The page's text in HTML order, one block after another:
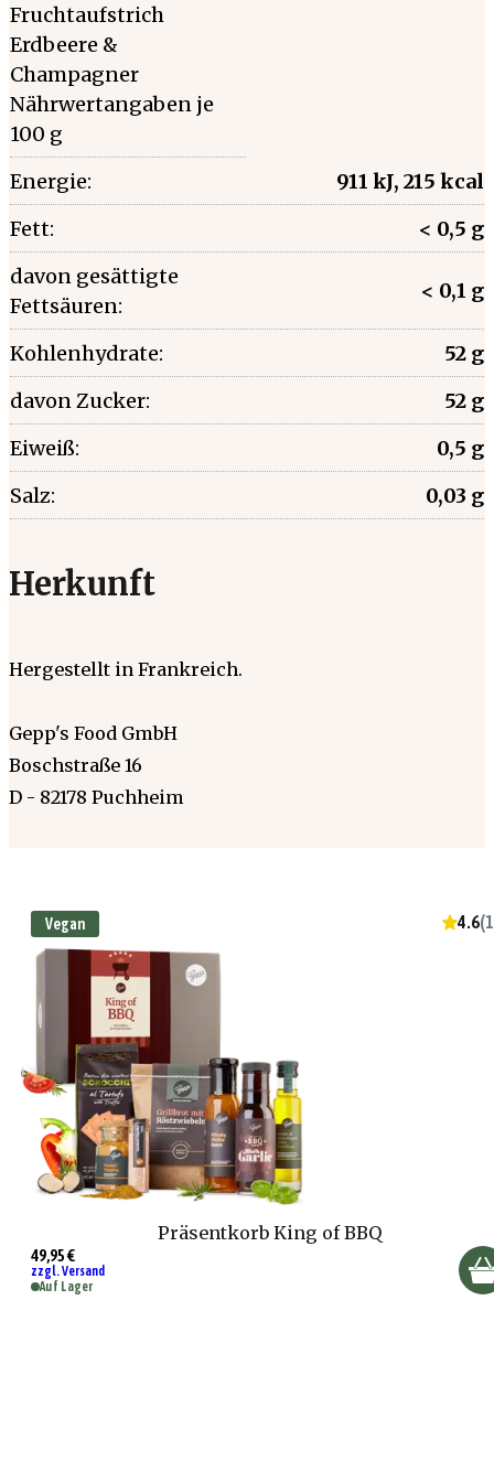
Fruchtaufstrich
Erdbeere &
Champagner
Nährwertangaben je
100 g
Energie:
911 kJ, 215 kcal
Fett:
< 0,5 g
davon gesättigte
Fettsäuren:
< 0,1 g
Kohlenhydrate:
52 g
davon Zucker:
52 g
Eiweiß:
0,5 g
Salz:
0,03 g
Herkunft
Hergestellt in Frankreich.
Gepp's Food GmbH
Boschstraße 16
D - 82178 Puchheim
Vegan 4.6(
Präsentkorb King of BBQ
49,95 €
zzgl. Versand
Auf Lager